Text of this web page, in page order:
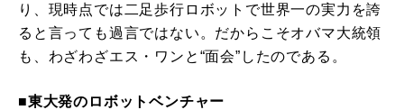
り、現時点では二足歩行ロボットで世界一の実力を誇
ると言っても過言ではない。だからこそオバマ大統領
も、わざわざエス・ワンと“面会”したのである。
■東大発のロボットベンチャー